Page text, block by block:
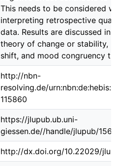
This needs to be considered
interpreting retrospective
data. Results are discussed in
theory of change or stability,
shift, and mood congruency
http://nbn-
resolving.de/
115860
https://jlupub.ub.uni-
giessen.de//handle/jlupub/
http://dx.doi.org/10.22029/